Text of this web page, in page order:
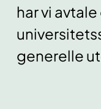
har vi
generelle